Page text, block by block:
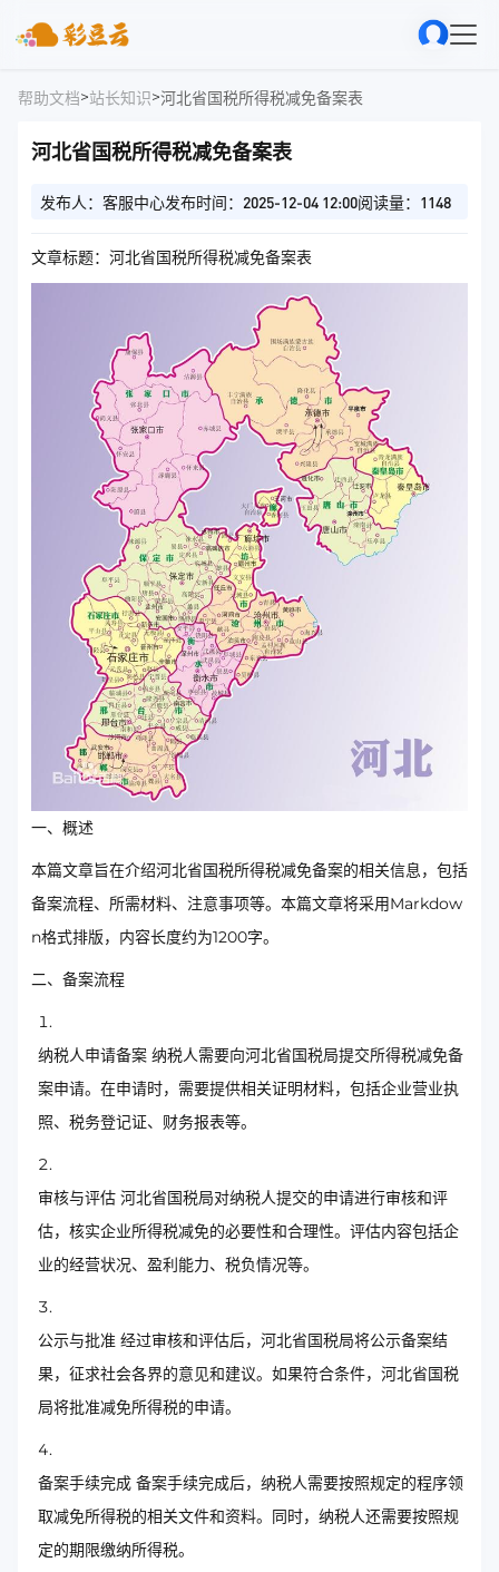
帮助文档>站长知识>河北省国税所得税减免备案表
河北省国税所得税减免备案表
发布人：客服中心发布时间：2025-12-04 12:00阅读量：1148
文章标题：河北省国税所得税减免备案表
一、概述
本篇文章旨在介绍河北省国税所得税减免备案的相关信息，包括
备案流程、所需材料、注意事项等。本篇文章将采用Markdow
n格式排版，内容长度约为1200字。
二、备案流程
纳税人申请备案 纳税人需要向河北省国税局提交所得税减免备
案申请。在申请时，需要提供相关证明材料，包括企业营业执
照、税务登记证、财务报表等。
审核与评估 河北省国税局对纳税人提交的申请进行审核和评
估，核实企业所得税减免的必要性和合理性。评估内容包括企
业的经营状况、盈利能力、税负情况等。
公示与批准 经过审核和评估后，河北省国税局将公示备案结
果，征求社会各界的意见和建议。如果符合条件，河北省国税
局将批准减免所得税的申请。
备案手续完成 备案手续完成后，纳税人需要按照规定的程序领
取减免所得税的相关文件和资料。同时，纳税人还需要按照规
定的期限缴纳所得税。